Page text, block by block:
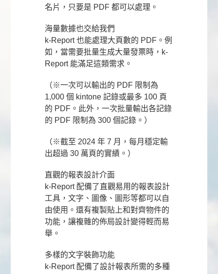
名片，只要是 PDF 都可以處理。
海量數據也交給我們
k-Report 也能處理大頁數的 PDF。例
如，當需要批量生成大量發票時，k-
Report 能滿足這類需求。
（※一次可以輸出的 PDF 限制為
1,000 個 kintone 記錄或最多 100 頁
的 PDF。此外，一次批量輸出各記錄
的 PDF 限制為 300 個記錄。）
（※截至 2024 年 7 月，每月穩定輸
出超過 30 萬頁的實績。）
直觀的報表設計介面
k-Report 配備了直觀易用的報表設計
工具，文字、圖像、圖形等都可以自
由使用。還有複製貼上和對齊物件的
功能，讓複雜的佈局設計變得輕而易
舉。
多樣的文字裝飾功能
k-Report 配備了設計報表所需的多種